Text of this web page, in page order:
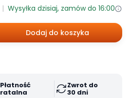
Wysyłka dzisiaj, zamów do 16:00
Dodaj do koszyka
Płatność
ratalna
Zwrot do
30 dni